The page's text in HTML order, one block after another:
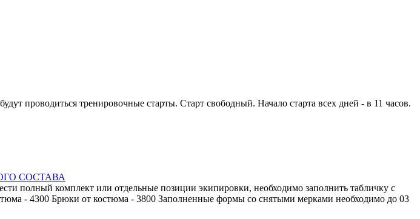
проводиться тренировочные старты. Старт свободный. Начало старта всех дней - в 11 часов.
СОСТАВА
полный комплект или отдельные позиции экипировки, необходимо заполнить табличку с
- 4300 Брюки от костюма - 3800 Заполненные формы со снятыми мерками необходимо до 03